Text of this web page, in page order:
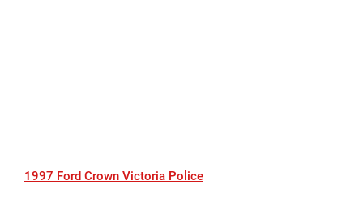
1997 Ford Crown Victoria Police